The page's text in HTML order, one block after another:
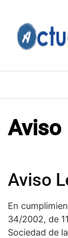
contenido
Aviso
Aviso
En
34/2002, de
Sociedad de